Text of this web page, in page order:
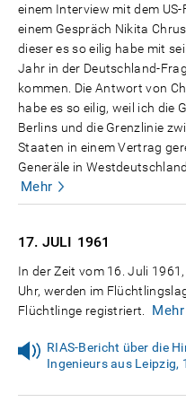
einem Interview mit dem
einem Gespräch Nikita
dieser es so eilig habe mit
Jahr in der Deutschland-
kommen. Die Antwort von
habe es so eilig, weil ich die
Berlins und die Grenzlinie
Staaten in einem Vertrag
Generäle in
Mehr
17. JULI 1961
In der Zeit vom 16. Juli
Uhr, werden im
Flüchtlinge registriert.
Mehr
RIAS-Bericht über die
Ingenieurs aus Leipzig,